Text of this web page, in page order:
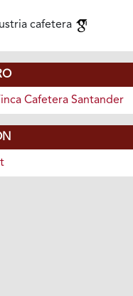
cafetera
Cafetera Santander